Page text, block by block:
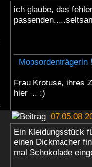
ich glaube, das
Mopsordenträgerin !
Frau Krotuse, ihres
hier ... :)
07.05.08
Ein Kleidungsstück
einen Dickmacher
mal Schokolade